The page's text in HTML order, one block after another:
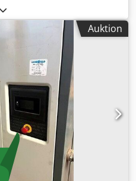
100%
Fotos Cedpfx Adsrv Nz
Auktion